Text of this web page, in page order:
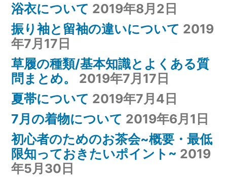
浴衣について 2019年8月2日
振り袖と留袖の違いについて 2019
年7月17日
草履の種類/基本知識とよくある質
問まとめ。
2019年7月17日
夏帯について 2019年7月4日
7月の着物について 2019年6月1日
初心者のためのお茶会~概要・最低
限知っておきたいポイント~ 2019
年5月30日